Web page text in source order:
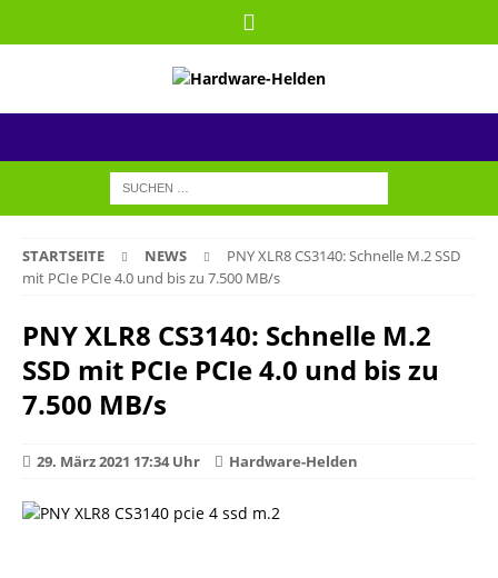
STARTSEITE NEWS
PNY XLR8 CS3140: Schnelle M.2 SSD
mit PCIe PCIe 4.0 und bis zu 7.500 MB/s
PNY XLR8 CS3140: Schnelle M.2
SSD mit PCIe PCIe 4.0 und bis zu
7.500 MB/s
29. März 2021 17:34 Uhr Hardware-Helden